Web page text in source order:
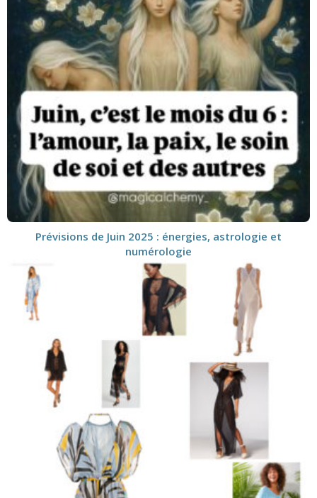
Prévisions de Juin 2025 : énergies, astrologie et
numérologie